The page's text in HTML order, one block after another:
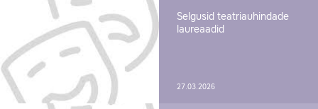
Selgusid teatriauhindade
laureaadid
27.03.2026